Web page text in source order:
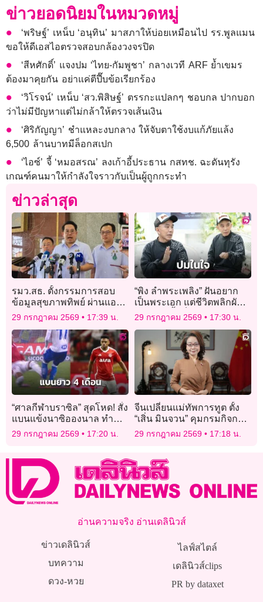
ข่าวยอดนิยมในหมวดหมู่
‘พริษฐ์’ เหน็บ ‘อนุทิน’ มาสภาให้บ่อยเหมือนไป รร.พูลแมน
ขอให้ดีเอสไอตรวจสอบกล้องวงจรปิด
‘สีหศักดิ์’ แจงปม ‘ไทย-กัมพูชา’ กลางเวที ARF ย้ำเขมร
ต้องมาคุยกัน อย่าแค่ตีปี๊บข้อเรียกร้อง
‘วิโรจน์’ เหน็บ ‘สว.พิสิษฐ์’ ตรรกะแปลกๆ ชอบกล ปากบอก
ว่าไม่มีปัญหาแต่ไม่กล้าให้ตรวจเส้นเงิน
‘ศิริกัญญา’ ชำแหละงบกลาง ให้จับตาใช้งบแก้ภัยแล้ง
6,500 ล้านบาทมีล็อกสเปก
‘ไอซ์’ จี้ ‘หมอสรณ’ ลงเก้าอี้ประธาน กสทช. ฉะดันทุรัง
เกณฑ์คนมาให้กำลังใจราวกับเป็นผู้ถูกกระทำ
ข่าวล่าสุด
รมว.สธ. ตั้งกรรมการสอบ
ข้อมูลสุขภาพทิพย์ ผ่านแอป
‘หมอพร้อม’
29 กรกฎาคม 2569 17:39 น.
“พิง ลำพระเพลิง” ฝันอยาก
เป็นพระเอก แต่ชีวิตพลิกผัน
ต้องติดหนี้-เช็คเด้งเพราะ
ความเนรคุณ!
29 กรกฎาคม 2569 17:30 น.
“ศาลกีฬาบราซิล” สุดโหด! สั่ง
แบนแข้งนาซิอองนาล ทำ
ฟาวล์ใส่คู่แข่งนาน 4 เดือน
เท่าเวลาที่คนเจ็บกลับมาเล่น
29 กรกฎาคม 2569 17:20 น.
จีนเปลี่ยนแม่ทัพการทูต ตั้ง
“เสิ่น มินจวน” คุมกรมกิจการ
เอเชีย แทน “หลิว จินซง”
29 กรกฎาคม 2569 17:18 น.
อ่านความจริง อ่านเดลินิวส์
ข่าวเดลินิวส์
บทความ
ดวง-หวย
ไลฟ์สไตล์
เดลินิวส์clips
PR by dataxet